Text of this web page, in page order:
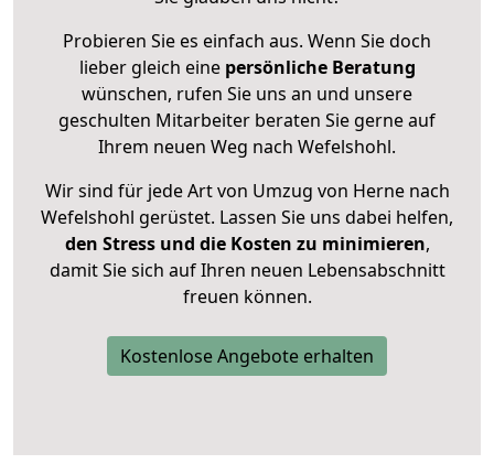
Probieren Sie es einfach aus. Wenn Sie doch
lieber gleich eine persönliche Beratung
wünschen, rufen Sie uns an und unsere
geschulten Mitarbeiter beraten Sie gerne auf
Ihrem neuen Weg nach Wefelshohl.
Wir sind für jede Art von Umzug von Herne nach
Wefelshohl gerüstet. Lassen Sie uns dabei helfen,
den Stress und die Kosten zu minimieren,
damit Sie sich auf Ihren neuen Lebensabschnitt
freuen können.
Kostenlose Angebote erhalten